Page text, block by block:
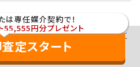
は専任媒介契約で！
円分プレゼント
査定スタート
ン売却相場を調べる」に入
ン売却相場・価格を調べると
」「駅から探す」というボタ